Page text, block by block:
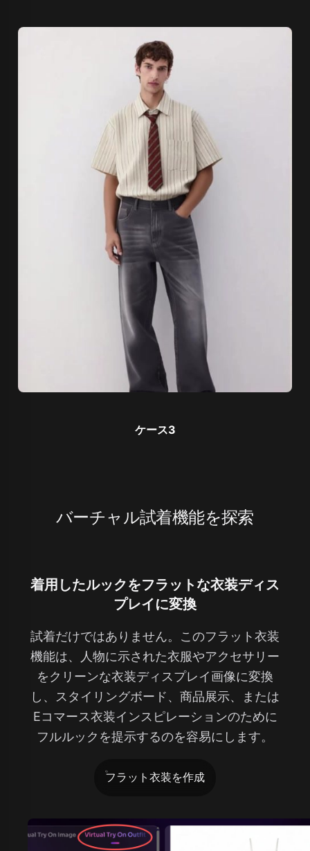
ケース3
バーチャル試着機能を探索
着用したルックをフラットな衣装ディス
プレイに変換
試着だけではありません。このフラット衣装
機能は、人物に示された衣服やアクセサリー
をクリーンな衣装ディスプレイ画像に変換
し、スタイリングボード、商品展示、または
Eコマース衣装インスピレーションのために
フルルックを提示するのを容易にします。
フラット衣装を作成